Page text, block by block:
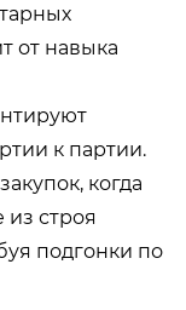
от навыка
к партии.
когда
строя
подгонки по